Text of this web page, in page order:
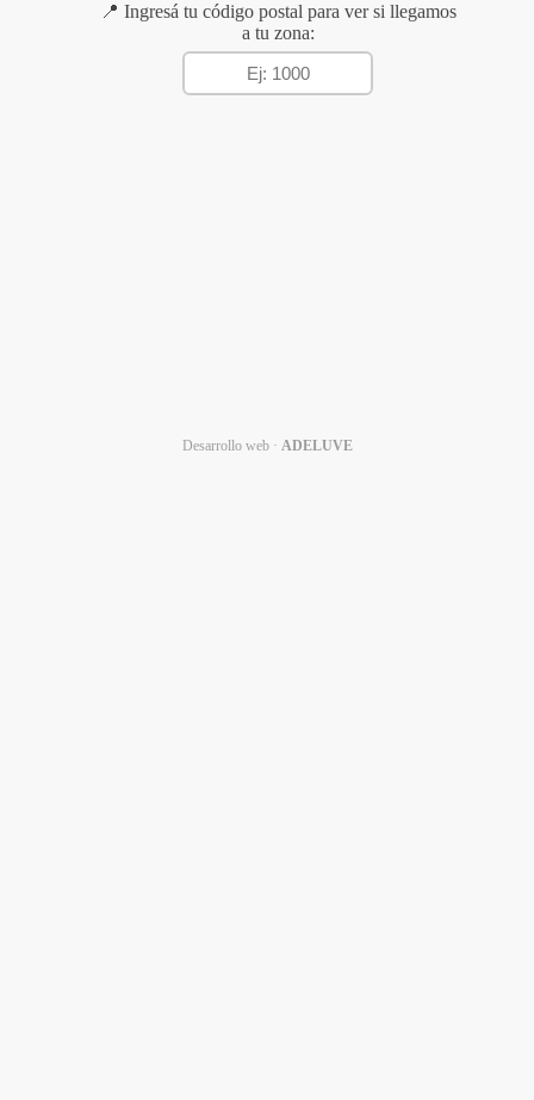
📍 Ingresá tu código postal para ver si llegamos
a tu zona:
Desarrollo web · ADELUVE